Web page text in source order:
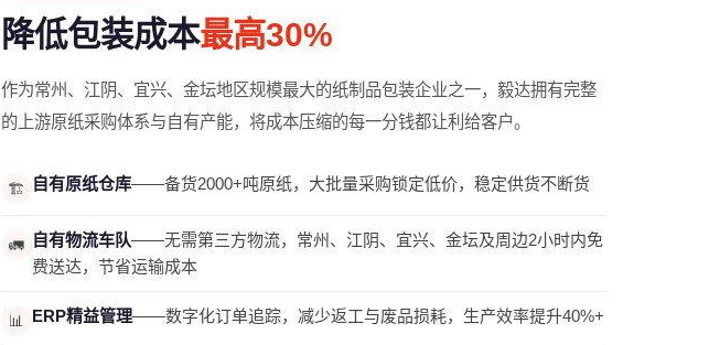
降低包装成本最高30%
作为常州、江阴、宜兴、金坛地区规模最大的纸制品包装企业之一，毅达拥有完整
的上游原纸采购体系与自有产能，将成本压缩的每一分钱都让利给客户。
🏗️ 自有原纸仓库——备货2000+吨原纸，大批量采购锁定低价，稳定供货不断货
🚛 自有物流车队——无需第三方物流，常州、江阴、宜兴、金坛及周边2小时内免
费送达，节省运输成本
📊 ERP精益管理——数字化订单追踪，减少返工与废品损耗，生产效率提升40%+